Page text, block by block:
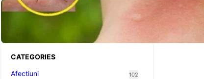
Cum bacteriile pielii
influențează atracția
țânțarilor: O nouă viziune
asupra alegerii victimelor
CATEGORIES
Afectiuni
102